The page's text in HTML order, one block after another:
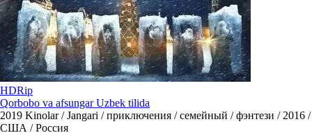
HDRip
Qorbobo va afsungar Uzbek tilida
2019 Kinolar / Jangari / приключения / семейный / фэнтези / 2016 /
США / Россия